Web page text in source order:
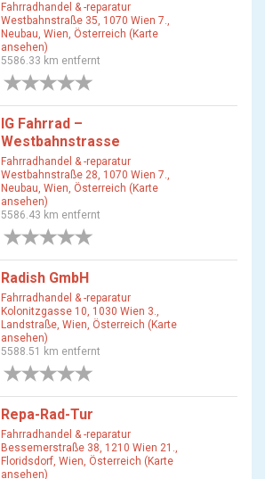
Fahrradhandel & -reparatur
Westbahnstraße 35, 1070 Wien 7.,
Neubau, Wien, Österreich (Karte
ansehen)
5586.33 km entfernt
IG Fahrrad –
Westbahnstrasse
Fahrradhandel & -reparatur
Westbahnstraße 28, 1070 Wien 7.,
Neubau, Wien, Österreich (Karte
ansehen)
5586.43 km entfernt
Radish GmbH
Fahrradhandel & -reparatur
Kolonitzgasse 10, 1030 Wien 3.,
Landstraße, Wien, Österreich (Karte
ansehen)
5588.51 km entfernt
Repa-Rad-Tur
Fahrradhandel & -reparatur
Bessemerstraße 38, 1210 Wien 21.,
Floridsdorf, Wien, Österreich (Karte
ansehen)